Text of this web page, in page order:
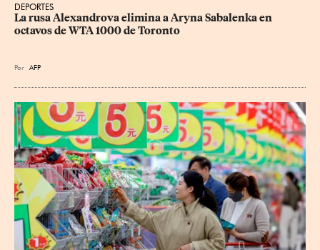
DEPORTES
La rusa Alexandrova elimina a Aryna Sabalenka en
octavos de WTA 1000 de Toronto
Por AFP